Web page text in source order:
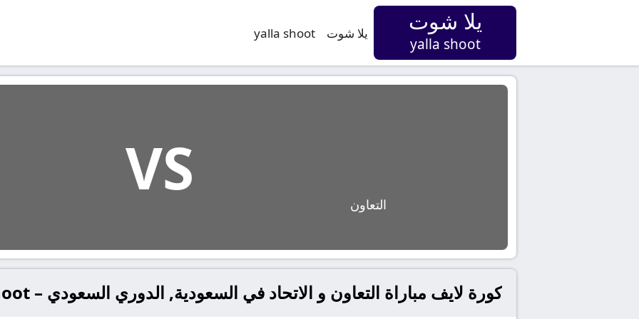
يلا شوت
yalla shoot
يلا شوت yalla shoot
التعاون VS
كورة لايف مباراة التعاون و الاتحاد في السعودية, الدوري السعودي – yalla shoot